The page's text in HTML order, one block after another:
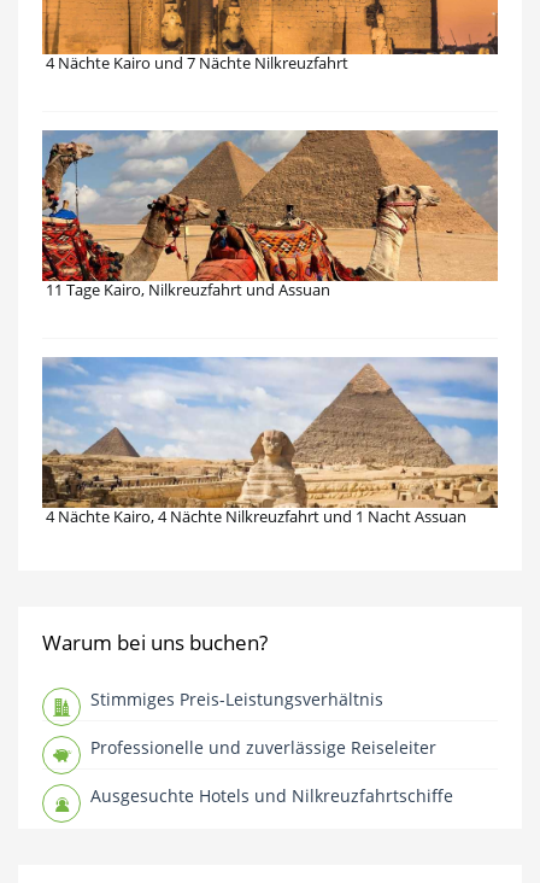
4 Nächte Kairo und 7 Nächte Nilkreuzfahrt
11 Tage Kairo, Nilkreuzfahrt und Assuan
4 Nächte Kairo, 4 Nächte Nilkreuzfahrt und 1 Nacht Assuan
Warum bei uns buchen?
Stimmiges Preis-Leistungsverhältnis
Professionelle und zuverlässige Reiseleiter
Ausgesuchte Hotels und Nilkreuzfahrtschiffe